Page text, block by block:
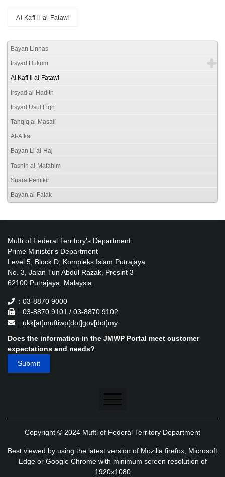
Al Kafi li al-Fatawi
Bayan Linnas
Irsyad Hukum
Al Kafi li al-Fatawi
Irsyad al-Hadith
Irsyad Usul Fiqh
Tahqiq al-Masail
Al-Afkar
Bayan Li al-Haj
Tashih al-Mafahim
Suara Pemikir
Bayan al-Falak
Mufti of Federal Territory's Department
Prime Minister's Department
Level 5, Block D, Kompleks Islam Putrajaya
No. 3, Jalan Tun Abdul Razak, Presint 3
62100 Putrajaya, Malaysia.
: 03-8870 9000
: 03-8870 9101 / 03-8870 9102
: ukk[at]muftiwp[dot]gov[dot]my
Does the information in the JMWP Portal meet customer
expectations and needs?
Disclaimer
Application's Privacy Policy
Copyright © 2024 Mufti of Federal Territory Department
Best viewed by using the latest version of Mozilla firefox, Microsoft
Edge or Google Chrome with minimum screen resolution of
1920x1080